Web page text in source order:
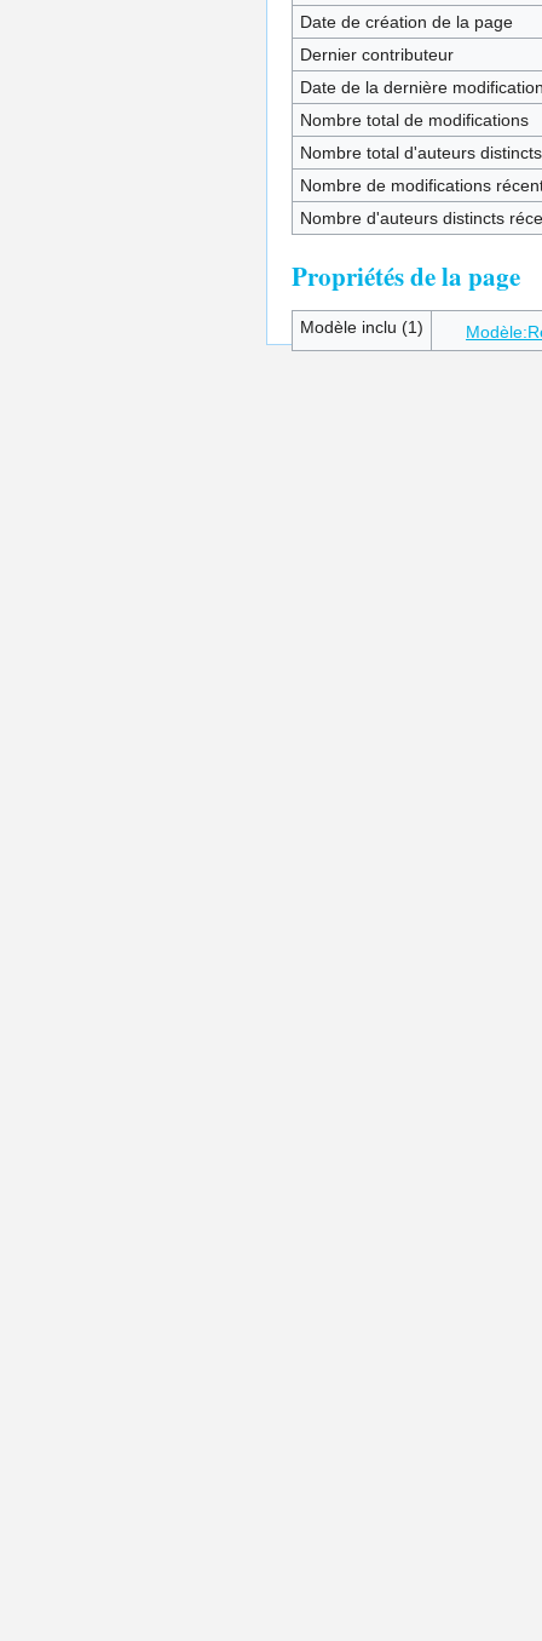
Date de création de la page
Dernier contributeur
Date de la dernière
Nombre total de modifications
Nombre total d'auteurs distincts
Nombre de modifications
Nombre d'auteurs distincts
Propriétés de la page
Modèle inclu (1)